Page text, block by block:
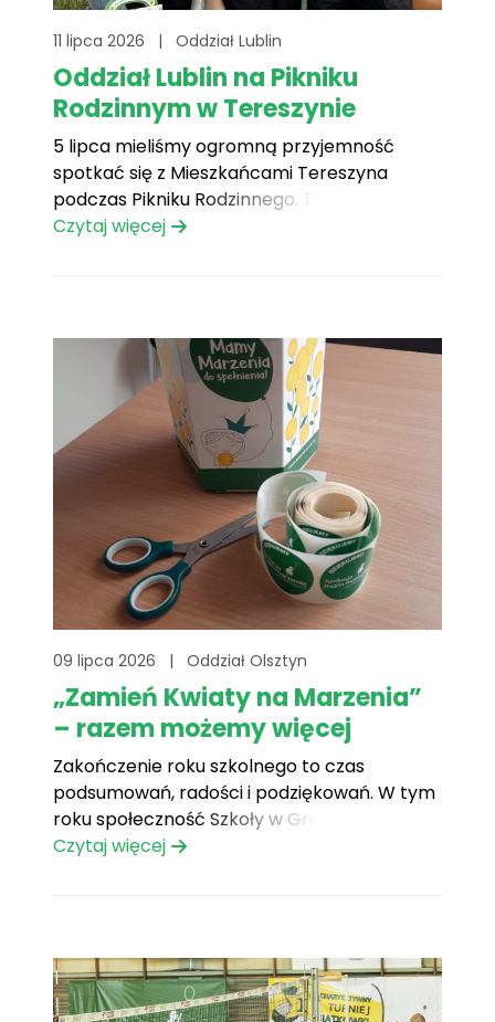
11 lipca 2026 | Oddział Lublin
Oddział Lublin na Pikniku
Rodzinnym w Tereszynie
5 lipca mieliśmy ogromną przyjemność
spotkać się z Mieszkańcami Tereszyna
podczas Pikniku Rodzinnego. To był dzień
pełen uśmiechów, serdecznych rozmów i
kiełbaski, ogórki małosolne, popcorn, wata
cukrowa, domowe ciasta i lody. O[...]
Czytaj więcej
09 lipca 2026 | Oddział Olsztyn
„Zamień Kwiaty na Marzenia”
– razem możemy więcej
Zakończenie roku szkolnego to czas
podsumowań, radości i podziękowań. W tym
roku społeczność Szkoły w Gromie nadała
temu wyjątkowemu dniu jeszcze piękniejszy
tradycyjnych kwiatów dla nauczycieli,
uczniowie, rodzice i bliscy mogli wesprzeć[...]
Czytaj więcej